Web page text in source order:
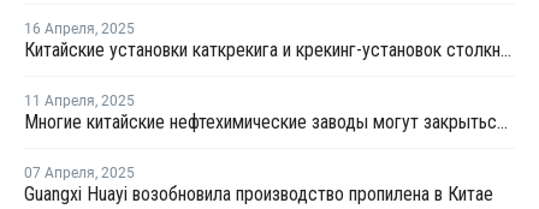
16 Апреля, 2025
Китайские установки каткрекига и крекинг-установок столкнулись нехваткой сырья после ответных пошлин
11 Апреля, 2025
Многие китайские нефтехимические заводы могут закрыться из-за ответных пошлин на американский СПГ
07 Апреля, 2025
Guangxi Huayi возобновила производство пропилена в Китае